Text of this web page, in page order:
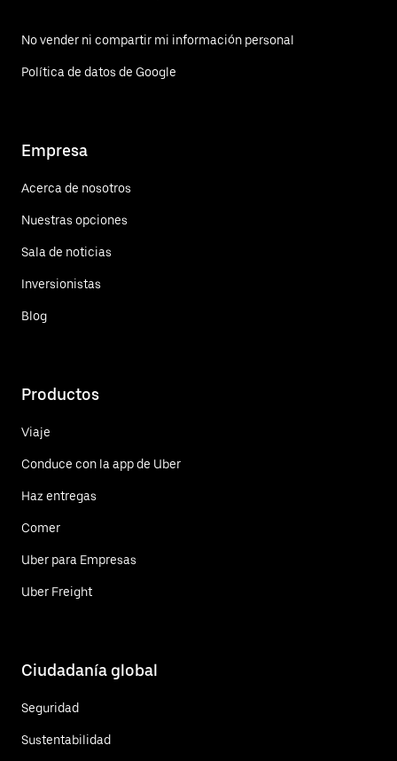
No vender ni compartir mi información personal
Política de datos de Google
Empresa
Acerca de nosotros
Nuestras opciones
Sala de noticias
Inversionistas
Blog
Productos
Viaje
Conduce con la app de Uber
Haz entregas
Comer
Uber para Empresas
Uber Freight
Ciudadanía global
Seguridad
Sustentabilidad